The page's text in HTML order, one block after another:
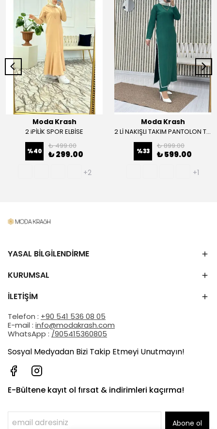
Moda Krash
2 iPİLİK SPOR ELBİSE
%40
₺ 499.00
₺ 299.00
+2
Moda Krash
2 Lİ NAKIŞLI TAKIM PANTOLON TUNİK
%33
₺ 899.00
₺ 599.00
+1
YASAL BİLGİLENDİRME
KURUMSAL
İLETİŞİM
Telefon : +90 541 536 08 05
E-mail : info@modakrash.com
WhatsApp : /905415360805
Sosyal Medyadan Bizi Takip Etmeyi Unutmayın!
E-Bültene kayıt ol fırsat & indirimleri kaçırma!
Abone ol